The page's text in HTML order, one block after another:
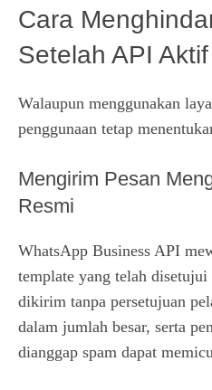
Cara
Setelah API Aktif
Walaupun menggunakan
penggunaan tetap
Mengirim Pesan
Resmi
WhatsApp Business API
template yang telah
dikirim tanpa persetujuan
dalam jumlah besar, serta
dianggap spam dapat